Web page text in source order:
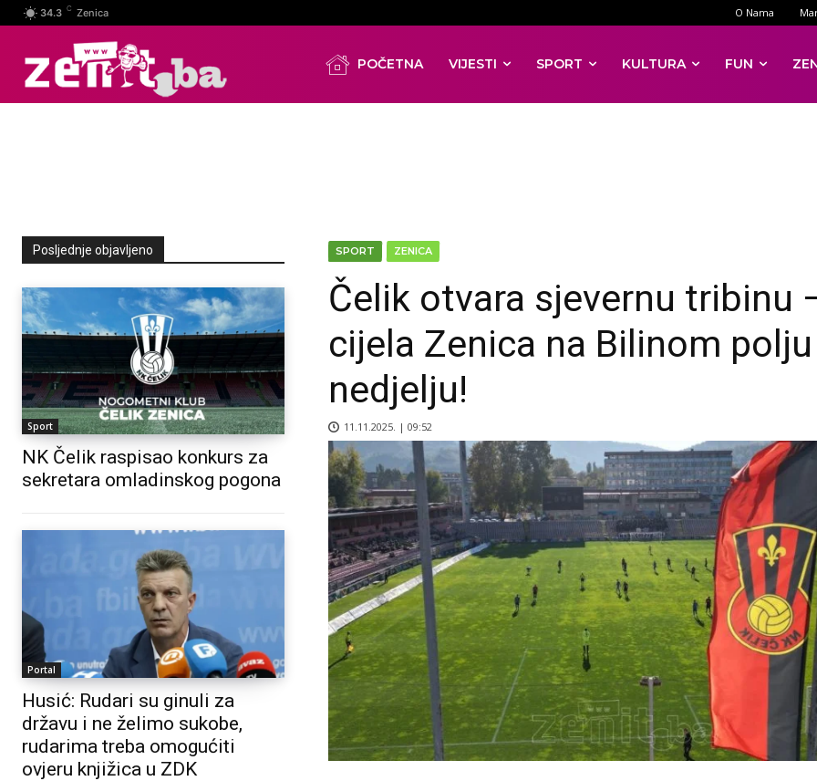
34.3 C Zenica O Nama
POČETNA VIJESTI SPORT KULTURA FUN
Posljednje objavljeno
Sport
NK Čelik raspisao konkurs za
sekretara omladinskog pogona
Portal
Husić: Rudari su ginuli za
državu i ne želimo sukobe,
rudarima treba omogućiti
ovjeru knjižica u ZDK
SPORT ZENICA
Čelik otvara sjevernu tribinu
cijela Zenica na Bilinom
nedjelju!
11.11.2025. | 09:52